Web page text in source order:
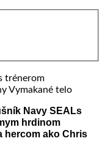
Navy SEALs
hrdinom
hercom ako Chris